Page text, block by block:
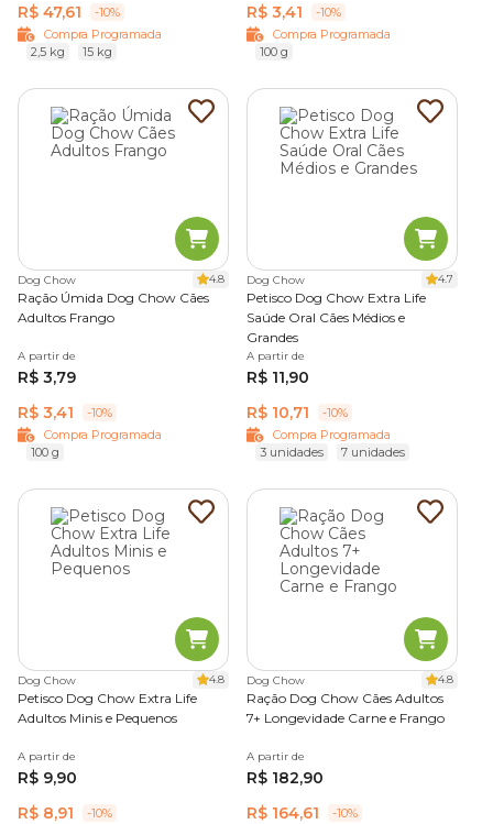
R$ 47,61
-10%
Compra Programada
2,5 kg
15 kg
R$ 3,41
-10%
Compra Programada
100 g
Dog Chow 4.8
Ração Úmida Dog Chow Cães
Adultos Frango
A partir de
R$ 3,79
R$ 3,41
-10%
Compra Programada
100 g
Dog Chow 4.7
Petisco Dog Chow Extra Life
Saúde Oral Cães Médios e
Grandes
A partir de
R$ 11,90
R$ 10,71
-10%
Compra Programada
3 unidades
7 unidades
Dog Chow 4.8
Petisco Dog Chow Extra Life
Adultos Minis e Pequenos
A partir de
R$ 9,90
R$ 8,91
-10%
Dog Chow 4.8
Ração Dog Chow Cães Adultos
7+ Longevidade Carne e Frango
A partir de
R$ 182,90
R$ 164,61
-10%